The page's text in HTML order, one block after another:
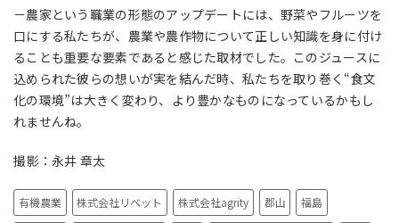
－農家という職業の形態のアップデートには、野菜やフルーツを
口にする私たちが、農業や農作物について正しい知識を身に付け
ることも重要な要素であると感じた取材でした。このジュースに
込められた彼らの想いが実を結んだ時、私たちを取り巻く“食文
化の環境”は大きく変わり、より豊かなものになっているかもし
れませんね。
撮影：永井 章太
有機農業 株式会社リベット 株式会社agrity 郡山 福島